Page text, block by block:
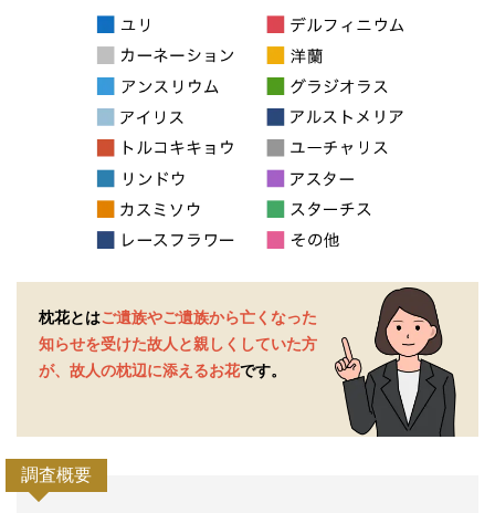
枕花とはご遺族やご遺族から亡くなった
知らせを受けた故人と親しくしていた方
が、故人の枕辺に添えるお花です。
調査概要